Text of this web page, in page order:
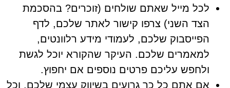
לכל מייל שאתם שולחים (זוכרים? בהסכמת
הצד השני) צרפו קישור לאתר שלכם, לדף
הפייסבוק שלכם, לעמודי מידע רלוונטים,
למאמרים שלכם. העיקר שהקורא יוכל לגשת
ולחפש עליכם פרטים נוספים אם יחפוץ.
אם אתם כל כך גרועים בשיווק עצמי שלכם, וכל